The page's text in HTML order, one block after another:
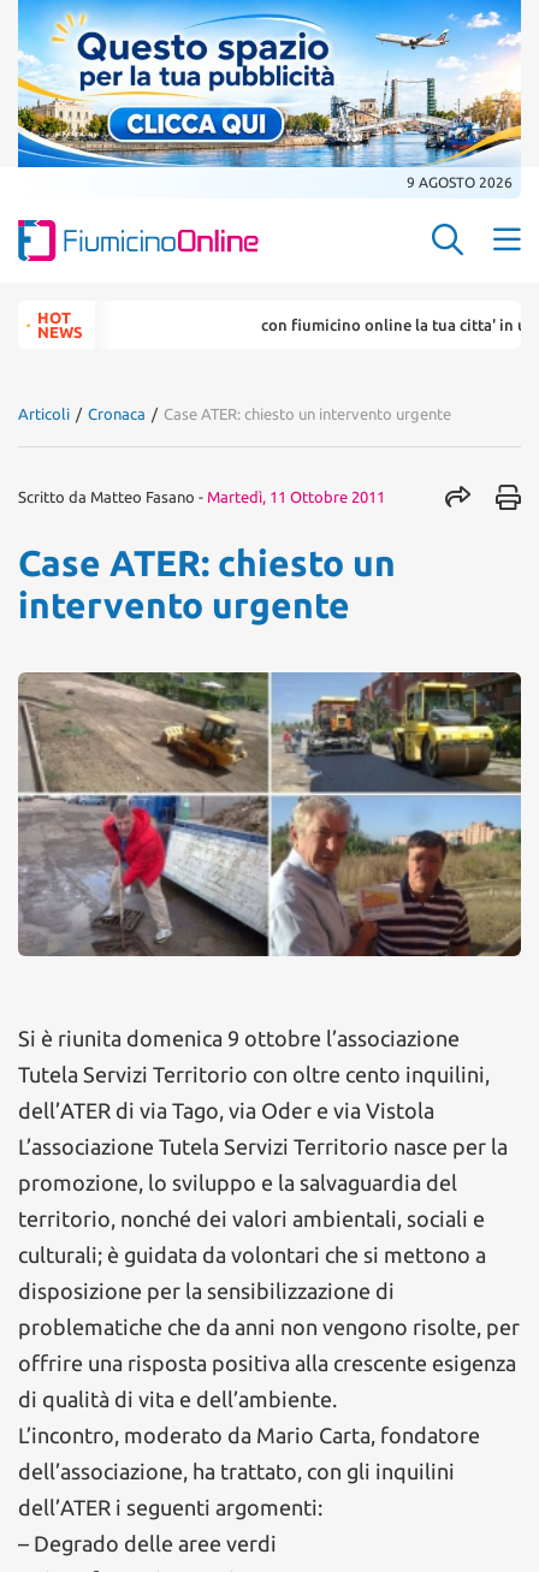
9 AGOSTO 2026
Search
for:HOT
NEWS
con fiumicino online la tua citta' in un ... click
Articoli / Cronaca / Case ATER: chiesto un intervento urgente
Scritto da Matteo Fasano - Martedì, 11 Ottobre 2011
Case ATER: chiesto un
intervento urgente
Si è riunita domenica 9 ottobre l’associazione
Tutela Servizi Territorio con oltre cento inquilini,
dell’ATER di via Tago, via Oder e via Vistola
L’associazione Tutela Servizi Territorio nasce per la
promozione, lo sviluppo e la salvaguardia del
territorio, nonché dei valori ambientali, sociali e
culturali; è guidata da volontari che si mettono a
disposizione per la sensibilizzazione di
problematiche che da anni non vengono risolte, per
offrire una risposta positiva alla crescente esigenza
di qualità di vita e dell’ambiente.
L’incontro, moderato da Mario Carta, fondatore
dell’associazione, ha trattato, con gli inquilini
dell’ATER i seguenti argomenti:
– Degrado delle aree verdi